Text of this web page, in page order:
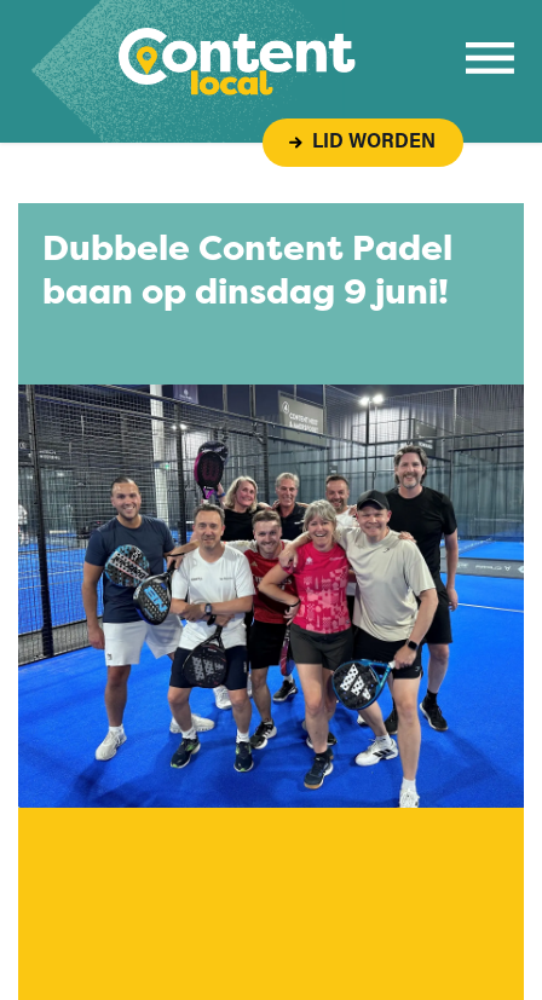
Overslaan naar inhoud
LID WORDEN
Dubbele Content Padel
baan op dinsdag 9 juni!